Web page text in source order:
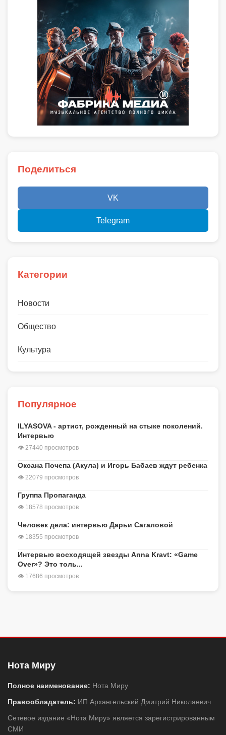
Поделиться
VK
Telegram
Категории
Новости
Общество
Культура
Популярное
ILYASOVA - артист, рожденный на стыке поколений.
Интервью
👁 27440 просмотров
Оксана Почепа (Акула) и Игорь Бабаев ждут ребенка
👁 22079 просмотров
Группа Пропаганда
👁 18578 просмотров
Человек дела: интервью Дарьи Сагаловой
👁 18355 просмотров
Интервью восходящей звезды Anna Kravt: «Game
Over»? Это толь...
👁 17686 просмотров
Нота Миру
Полное наименование: Нота Миру
Правообладатель: ИП Архангельский Дмитрий Николаевич
Сетевое издание «Нота Миру» является зарегистрированным
СМИ